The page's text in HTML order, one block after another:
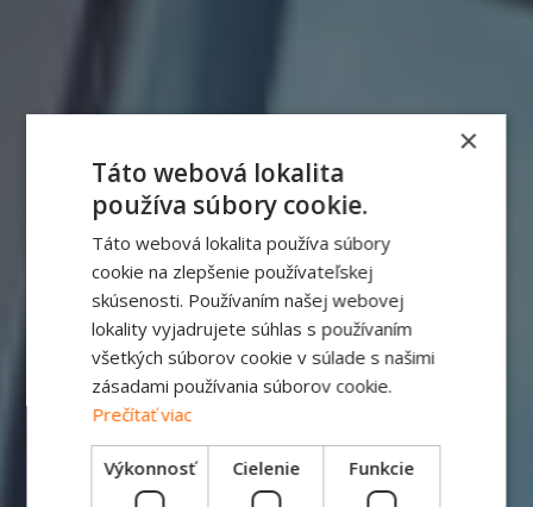
×
Táto webová lokalita
používa súbory cookie.
Táto webová lokalita používa súbory
cookie na zlepšenie používateľskej
skúsenosti. Používaním našej webovej
lokality vyjadrujete súhlas s používaním
všetkých súborov cookie v súlade s našimi
zásadami používania súborov cookie.
Prečítať viac
Výkonnosť Cielenie Funkcie